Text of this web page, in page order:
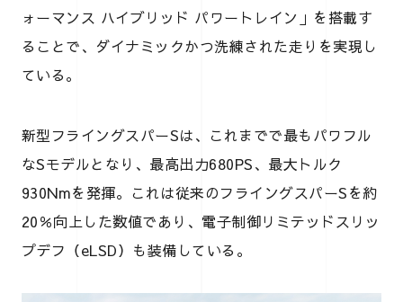
ォーマンス ハイブリッド パワートレイン」を搭載す
ることで、ダイナミックかつ洗練された走りを実現し
ている。
新型フライングスパーSは、これまでで最もパワフル
なSモデルとなり、最高出力680PS、最大トルク
930Nmを発揮。これは従来のフライングスパーSを約
20％向上した数値であり、電子制御リミテッドスリッ
プデフ（eLSD）も装備している。